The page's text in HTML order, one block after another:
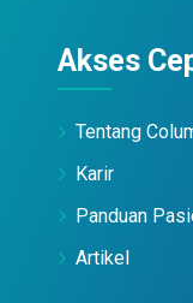
Akses
Tentang
Karir
Panduan
Artikel